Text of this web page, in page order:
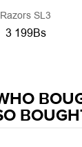
Razors SL3
3 199Bs